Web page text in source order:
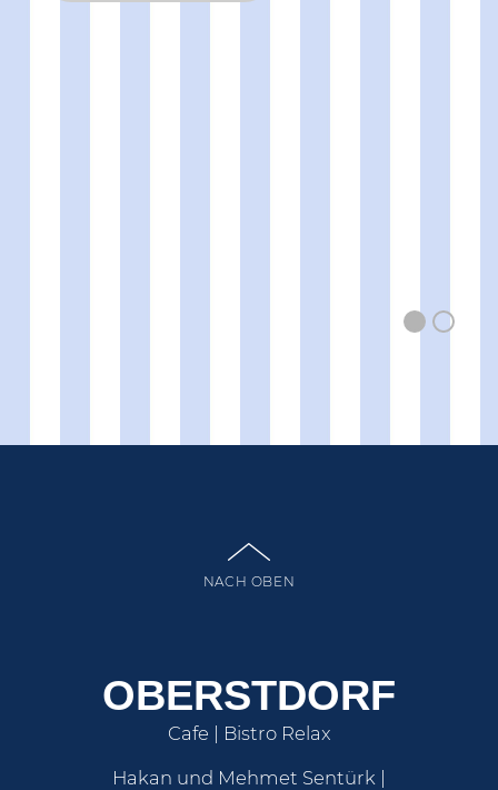
NACH OBEN
OBERSTDORF
Cafe | Bistro Relax
Hakan und Mehmet Sentürk |